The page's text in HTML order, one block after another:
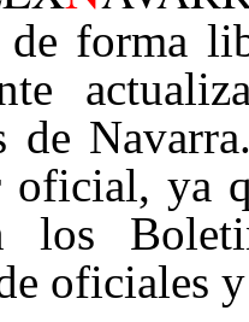
de forma
de
oficial, ya
los
oficiales